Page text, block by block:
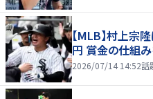
【MLB】村上宗
円 賞金の仕組
2026/07/14 14:52話